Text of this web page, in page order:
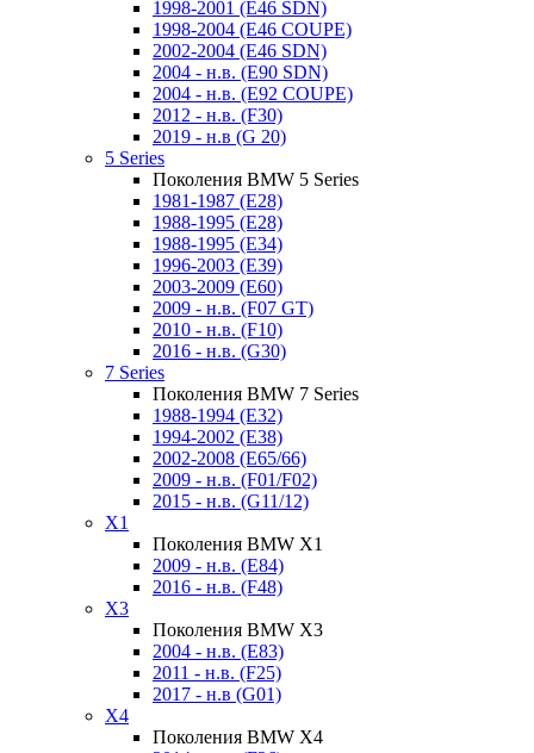
1998-2001 (E46 SDN)
1998-2004 (E46 COUPE)
2002-2004 (E46 SDN)
2004 - н.в. (E90 SDN)
2004 - н.в. (E92 COUPE)
2012 - н.в. (F30)
2019 - н.в (G 20)
5 Series
Поколения BMW 5 Series
1981-1987 (E28)
1988-1995 (E28)
1988-1995 (E34)
1996-2003 (E39)
2003-2009 (E60)
2009 - н.в. (F07 GT)
2010 - н.в. (F10)
2016 - н.в. (G30)
7 Series
Поколения BMW 7 Series
1988-1994 (E32)
1994-2002 (E38)
2002-2008 (E65/66)
2009 - н.в. (F01/F02)
2015 - н.в. (G11/12)
X1
Поколения BMW X1
2009 - н.в. (E84)
2016 - н.в. (F48)
X3
Поколения BMW X3
2004 - н.в. (E83)
2011 - н.в. (F25)
2017 - н.в (G01)
X4
Поколения BMW X4